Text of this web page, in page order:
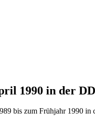
1990 in der
bis zum Frühjahr 1990 in